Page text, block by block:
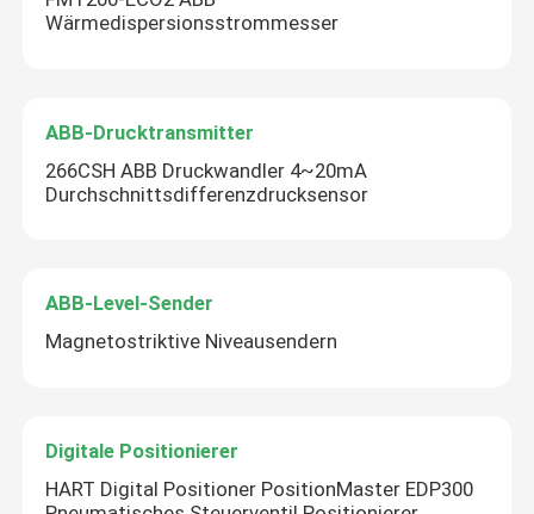
Wärmedispersionsstrommesser
ABB-Drucktransmitter
266CSH ABB Druckwandler 4~20mA
Durchschnittsdifferenzdrucksensor
ABB-Level-Sender
Magnetostriktive Niveausendern
Digitale Positionierer
HART Digital Positioner PositionMaster EDP300